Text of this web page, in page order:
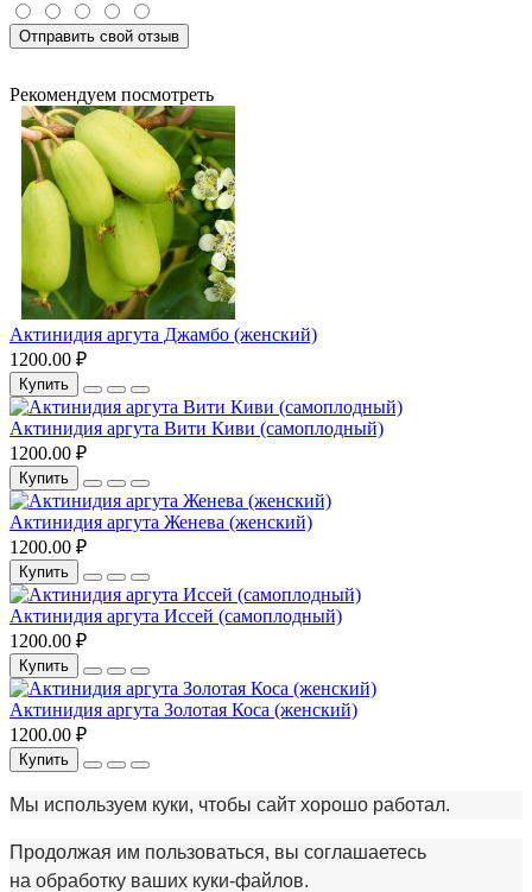
Отправить свой отзыв
Рекомендуем посмотреть
Актинидия аргута Джамбо (женский)
1200.00 ₽
Купить
Актинидия аргута Вити Киви (самоплодный)
1200.00 ₽
Купить
Актинидия аргута Женева (женский)
1200.00 ₽
Купить
Актинидия аргута Иссей (самоплодный)
1200.00 ₽
Купить
Актинидия аргута Золотая Коса (женский)
1200.00 ₽
Купить
Мы используем куки, чтобы сайт хорошо работал.
Продолжая им пользоваться, вы соглашаетесь
на обработку ваших куки‑файлов.